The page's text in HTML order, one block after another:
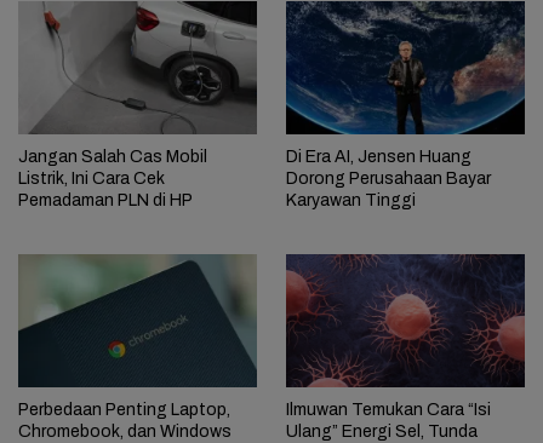
Jangan Salah Cas Mobil
Listrik, Ini Cara Cek
Pemadaman PLN di HP
Di Era AI, Jensen Huang
Dorong Perusahaan Bayar
Karyawan Tinggi
Perbedaan Penting Laptop,
Chromebook, dan Windows
Ilmuwan Temukan Cara “Isi
Ulang” Energi Sel, Tunda